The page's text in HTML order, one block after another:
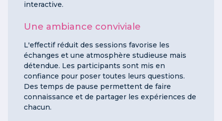
interactive.
Une ambiance conviviale
L'effectif réduit des sessions favorise les
échanges et une atmosphère studieuse mais
détendue. Les participants sont mis en
confiance pour poser toutes leurs questions.
Des temps de pause permettent de faire
connaissance et de partager les expériences de
chacun.